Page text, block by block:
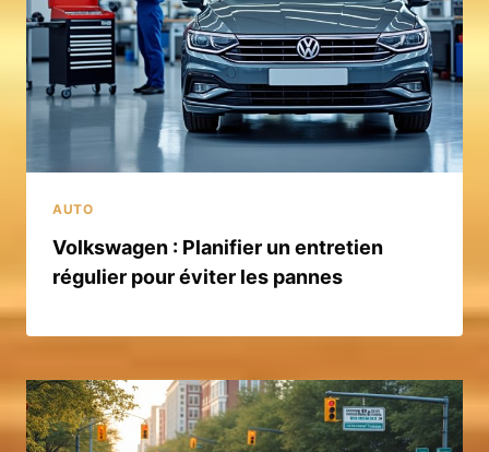
AUTO
Volkswagen : Planifier un entretien
régulier pour éviter les pannes